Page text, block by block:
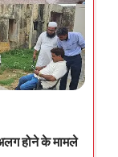
होने के मामले